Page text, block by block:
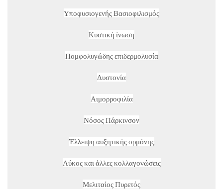
Υποφυσιογενής Βασιοφιλισμός
Κυστική ίνωση
Πομφολυγώδης επιδερμολυσία
Δυστονία
Αιμορροφιλία
Νόσος Πάρκινσον
Έλλειψη αυξητικής ορμόνης
Λύκος και άλλες κολλαγονώσεις
Μελιταίος Πυρετός